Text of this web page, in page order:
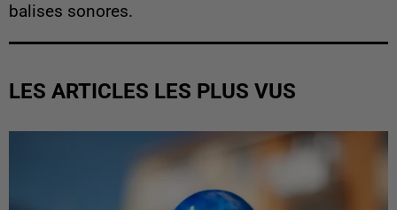
balises sonores.
LES ARTICLES LES PLUS VUS